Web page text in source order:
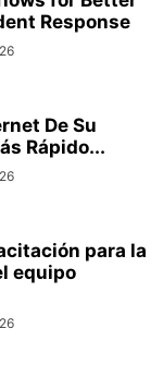
Response
De Su
Rápido...
para la
equipo